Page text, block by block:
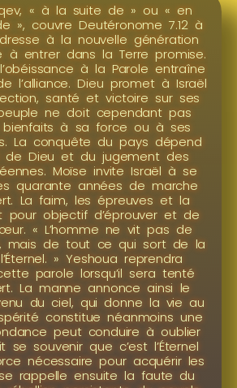
« à la suite de » ou « en
», couvre Deutéronome 7.12 à
à la nouvelle génération
à entrer dans la Terre promise.
à la Parole entraîne
l’alliance. Dieu promet à Israël
santé et victoire sur ses
ne doit cependant pas
bienfaits à sa force ou à ses
La conquête du pays dépend
de Dieu et du jugement des
Moïse invite Israël à se
quarante années de marche
La faim, les épreuves et la
pour objectif d’éprouver et de
« L’homme ne vit pas de
mais de tout ce qui sort de la
» Yeshoua reprendra
parole lorsqu’il sera tenté
La manne annonce ainsi le
du ciel, qui donne la vie au
constitue néanmoins une
peut conduire à oublier
se souvenir que c’est l’Éternel
nécessaire pour acquérir les
rappelle ensuite la faute du